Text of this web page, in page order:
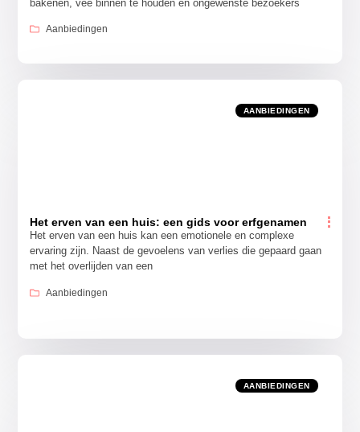
bakenen, vee binnen te houden en ongewenste bezoekers
Aanbiedingen
AANBIEDINGEN
Het erven van een huis: een gids voor erfgenamen
Het erven van een huis kan een emotionele en complexe
ervaring zijn. Naast de gevoelens van verlies die gepaard gaan
met het overlijden van een
Aanbiedingen
AANBIEDINGEN